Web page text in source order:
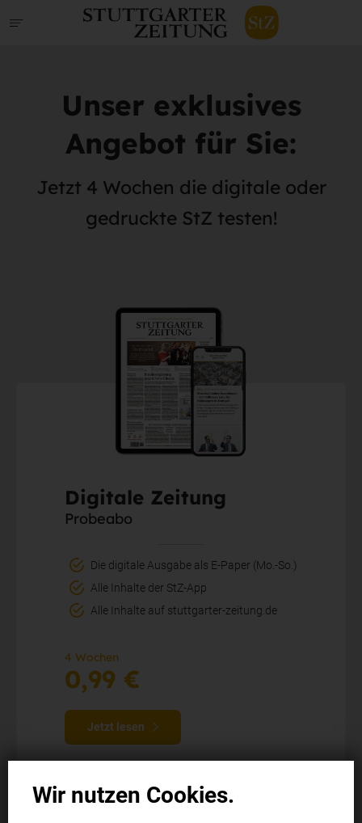
Unser exklusives
Angebot für Sie:
Jetzt 4 Wochen die digitale oder
gedruckte StZ testen!
Digitale Zeitung
Probeabo
Die digitale Ausgabe als E-Paper (Mo.-So.)
Alle Inhalte der StZ-App
Alle Inhalte auf stuttgarter-zeitung.de
4 Wochen
0,99 €
Jetzt lesen
Wir nutzen Cookies.